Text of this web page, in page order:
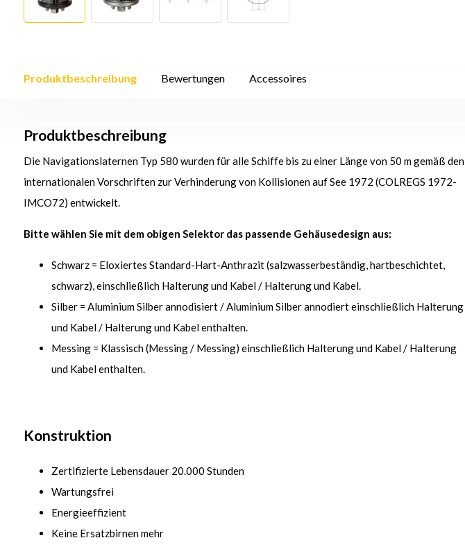
Produktbeschreibung Bewertungen Accessoires
Produktbeschreibung
Die Navigationslaternen Typ 580 wurden für alle Schiffe bis zu einer Länge von 50 m gemäß den
internationalen Vorschriften zur Verhinderung von Kollisionen auf See 1972 (COLREGS 1972-
IMCO72) entwickelt.
Bitte wählen Sie mit dem obigen Selektor das passende Gehäusedesign aus:
Schwarz = Eloxiertes Standard-Hart-Anthrazit (salzwasserbeständig, hartbeschichtet,
schwarz), einschließlich Halterung und Kabel / Halterung und Kabel.
Silber = Aluminium Silber annodisiert / Aluminium Silber annodiert einschließlich Halterung
und Kabel / Halterung und Kabel enthalten.
Messing = Klassisch (Messing / Messing) einschließlich Halterung und Kabel / Halterung
und Kabel enthalten.
Konstruktion
Zertifizierte Lebensdauer 20.000 Stunden
Wartungsfrei
Energieeffizient
Keine Ersatzbirnen mehr